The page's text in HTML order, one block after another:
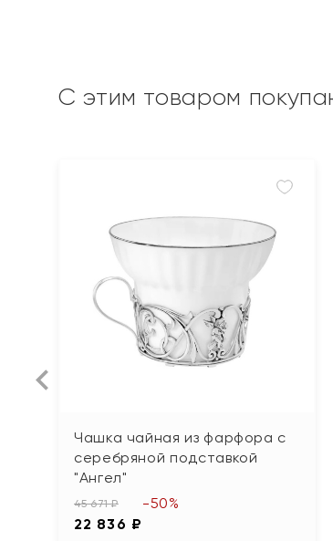
С этим товаром
Чашка чайная из фарфора с
серебряной подставкой
"Ангел"
45 671 ₽
22 836 ₽
-50%